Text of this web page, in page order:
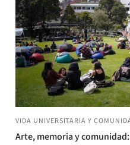
VIDA UNIVERSITARIA Y
Arte, memoria y